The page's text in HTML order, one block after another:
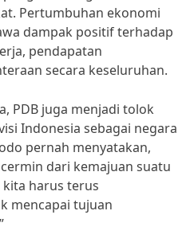
Pertumbuhan ekonomi
dampak positif terhadap
pendapatan
secara keseluruhan.
PDB juga menjadi tolok
Indonesia sebagai negara
pernah menyatakan,
dari kemajuan suatu
kita harus terus
mencapai tujuan